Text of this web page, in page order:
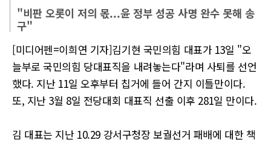
"비판 오롯이 저의 몫...윤 정부 성공 사명 완수 못해 송
구"
[미디어펜=이희연 기자]김기현 국민의힘 대표가 13일 "오
늘부로 국민의힘 당대표직을 내려놓는다"라며 사퇴를 선언
했다. 지난 11일 오후부터 칩거에 들어 간지 이틀만이다.
또, 지난 3월 8일 전당대회 대표직 선출 이후 281일 만이다.
김 대표는 지난 10.29 강서구청장 보궐선거 패배에 대한 책